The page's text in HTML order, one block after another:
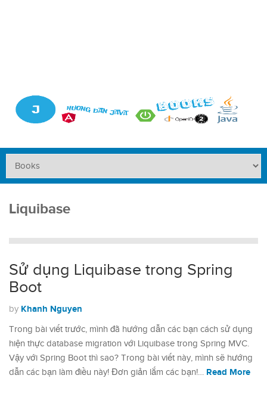
Liquibase
Sử dụng Liquibase trong Spring
Boot
by Khanh Nguyen
Trong bài viết trước, mình đã hướng dẫn các bạn cách sử dụng
hiện thực database migration với Liquibase trong Spring MVC.
Vậy với Spring Boot thì sao? Trong bài viết này, mình sẽ hướng
dẫn các bạn làm điều này! Đơn giản lắm các bạn!… Read More